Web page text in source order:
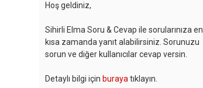
Hoş geldiniz,
Sihirli Elma Soru & Cevap ile sorularınıza en
kısa zamanda yanıt alabilirsiniz. Sorunuzu
sorun ve diğer kullanıcılar cevap versin.
Detaylı bilgi için buraya tıklayın.